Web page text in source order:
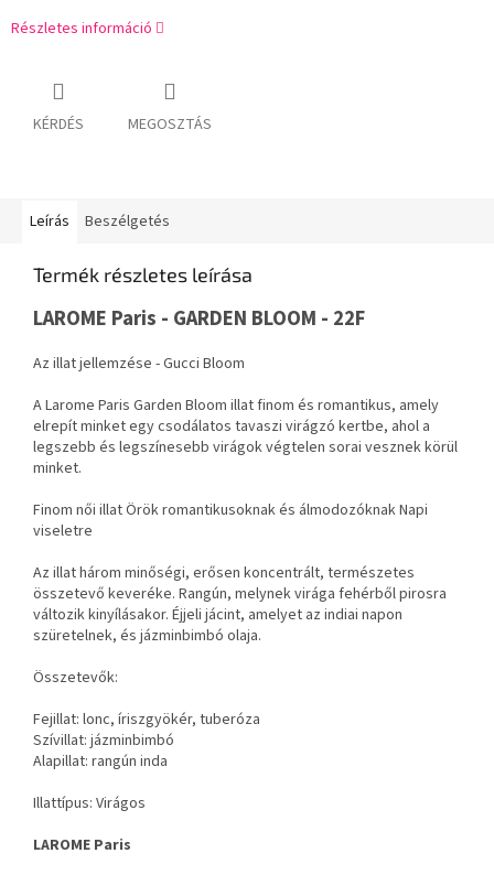
Részletes információ
KÉRDÉS MEGOSZTÁS
Leírás Beszélgetés
Termék részletes leírása
LAROME Paris - GARDEN BLOOM - 22F
Az illat jellemzése - Gucci Bloom
A Larome Paris Garden Bloom illat finom és romantikus, amely
elrepít minket egy csodálatos tavaszi virágzó kertbe, ahol a
legszebb és legszínesebb virágok végtelen sorai vesznek körül
minket.
Finom női illat Örök romantikusoknak és álmodozóknak Napi
viseletre
Az illat három minőségi, erősen koncentrált, természetes
összetevő keveréke. Rangún, melynek virága fehérből pirosra
változik kinyílásakor. Éjjeli jácint, amelyet az indiai napon
szüretelnek, és jázminbimbó olaja.
Összetevők:
Fejillat: lonc, íriszgyökér, tuberóza
Szívillat: jázminbimbó
Alapillat: rangún inda
Illattípus: Virágos
LAROME Paris